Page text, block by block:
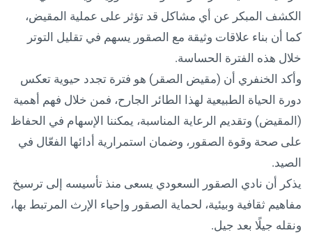
الكشف المبكر عن أي مشاكل قد تؤثر على عملية المقيض،
كما أن بناء علاقات وثيقة مع الصقور يسهم في تقليل التوتر
خلال هذه الفترة الحساسة.
وأكد الخنفري أن (مقيض الصقر) هو فترة تجدد حيوية تعكس
دورة الحياة الطبيعية لهذا الطائر الجارح، فمن خلال فهم أهمية
(المقيض) وتقديم الرعاية المناسبة، يمكننا الإسهام في الحفاظ
على صحة وقوة الصقور، وضمان استمرارية أدائها الفعّال في
الصيد.
يذكر أن نادي الصقور السعودي يسعى منذ تأسيسه إلى ترسيخ
مفاهيم ثقافية وبيئية، لحماية الصقور وإحياء الإرث المرتبط بها،
ونقله جيلًا بعد جيل.